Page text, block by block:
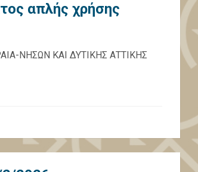
απλής χρήσης
ΝΗΣΩΝ ΚΑΙ ΔΥΤΙΚΗΣ ΑΤΤΙΚΗΣ